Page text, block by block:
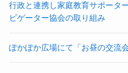
行政と連携し家庭教育サポータ
ビゲーター協会の取り組み
ぽかぽか広場にて「お昼の交流